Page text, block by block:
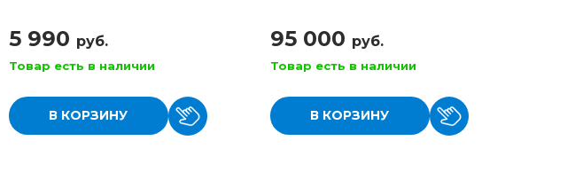
5 990 руб.
Товар есть в наличии
В КОРЗИНУ
95 000 руб.
Товар есть в наличии
В КОРЗИНУ